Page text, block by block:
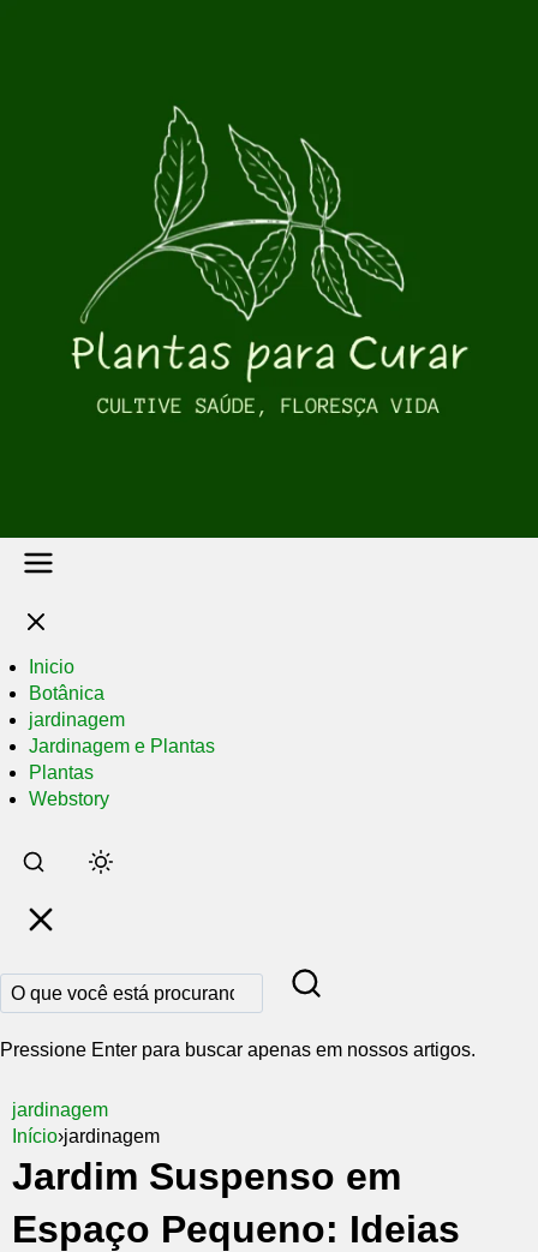
Inicio
Botânica
jardinagem
Jardinagem e Plantas
Plantas
Webstory
Pular
para
conteúdo
principal
Pressione Enter para buscar apenas em nossos artigos.
jardinagem
Início›jardinagem
Jardim Suspenso em
Espaço Pequeno: Ideias